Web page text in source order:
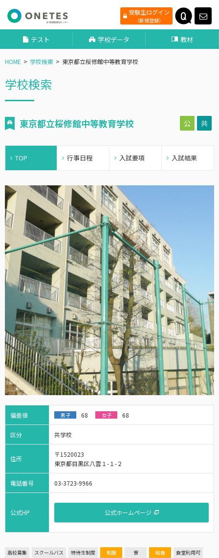
受験生ログイン
（新規登録）
テスト 学校データ 教材
HOME 学校検索 東京都立桜修館中等教育学校
学校検索
東京都立桜修館中等教育学校 公 共
TOP 行事日程 入試要項 入試結果
偏差値 男子 68 女子 68
区分 共学校
住所
〒1520023
東京都目黒区八雲１-１-２
電話番号 03-3723-9966
公式HP 公式ホームページ
高校募集 スクールバス 特待生制度 制服 寮 給食
食堂利用可